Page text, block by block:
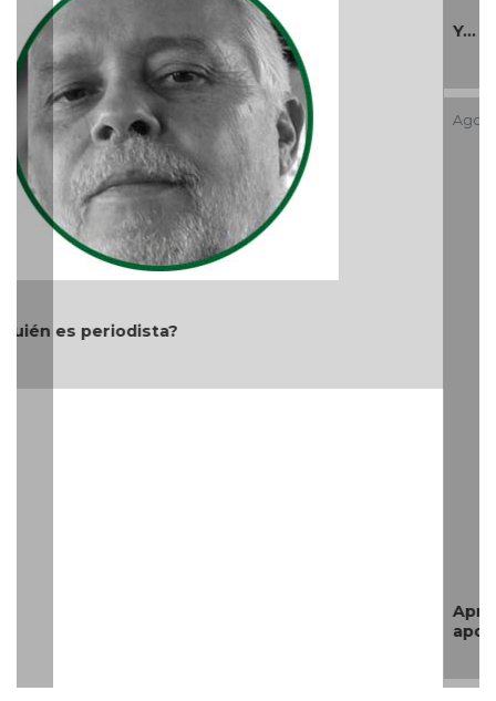
Aproveche estímulos fiscales; Gobierno Estatal lo
apoya